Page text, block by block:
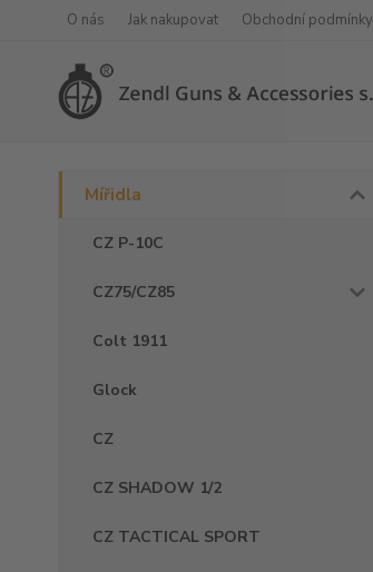
O nás Jak nakupovat Obchodní podmínky
Mířidla
CZ P-10C
CZ75/CZ85
Colt 1911
Glock
CZ
CZ SHADOW 1/2
CZ TACTICAL SPORT